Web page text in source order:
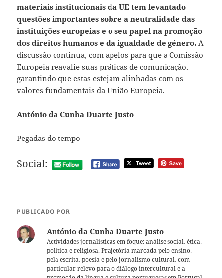
materiais institucionais da UE tem levantado
questões importantes sobre a neutralidade das
instituições europeias e o seu papel na promoção
dos direitos humanos e da igualdade de género. A
discussão continua, com apelos para que a Comissão
Europeia reavalie suas práticas de comunicação,
garantindo que estas estejam alinhadas com os
valores fundamentais da União Europeia.
António da Cunha Duarte Justo
Pegadas do tempo
Social:
PUBLICADO POR
António da Cunha Duarte Justo
Actividades jornalísticas em foque: análise social, ética,
política e religiosa. Prajetória marcada pelo ensino,
pela escrita, poesia e pelo jornalismo cultural, com
particular relevo para o diálogo intercultural e a